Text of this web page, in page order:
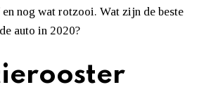
nog wat rotzooi. Wat zijn de beste
auto in 2020?